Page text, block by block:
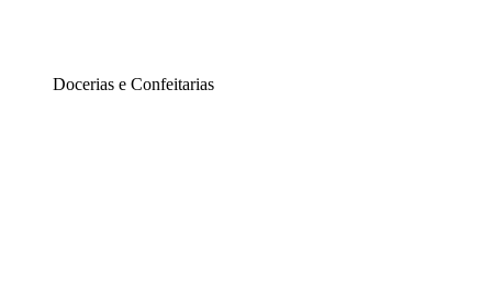
Docerias e Confeitarias